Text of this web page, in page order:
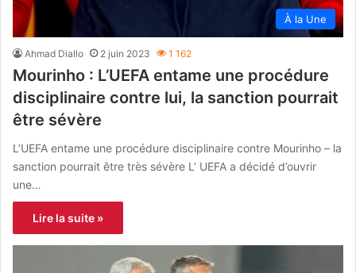
À la Une
Ahmad Diallo 2 juin 2023 1 162
Mourinho : L’UEFA entame une procédure
disciplinaire contre lui, la sanction pourrait
être sévère
L’UEFA entame une procédure disciplinaire contre Mourinho – la
sanction pourrait être très sévère L’ UEFA a décidé d’ouvrir
une…
Lire la suite »